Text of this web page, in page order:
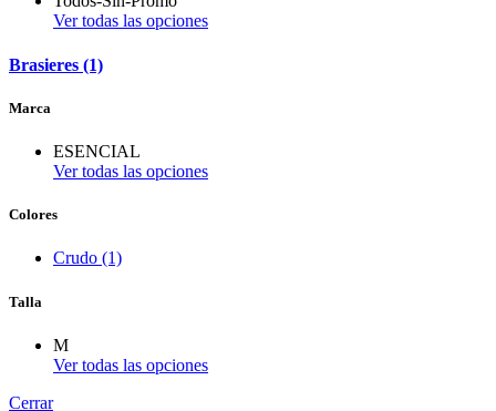
Ver todas las opciones
Brasieres (1)
Marca
ESENCIAL
Ver todas las opciones
Colores
Crudo (1)
Talla
M
Ver todas las opciones
Cerrar